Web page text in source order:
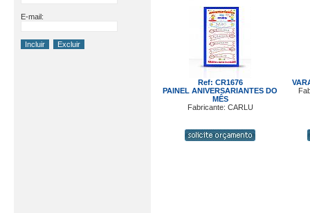
E-mail:
Ref: CR1676
PAINEL ANIVERSARIANTES DO
MÊS
Fabricante: CARLU